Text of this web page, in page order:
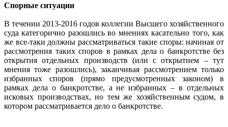
Спорные ситуации
В течении 2013-2016 годов коллегии Высшего хозяйственного
суда категорично разошлись во мнениях касательно того, как
же все-таки должны рассматриваться такие споры: начиная от
рассмотрения таких споров в рамках дела о банкротстве без
открытия отдельных производств (или с открытием – тут
мнения тоже разошлись), заканчивая рассмотрением только
избранных споров (прямо предусмотренных законом) в
рамках дела о банкротстве, а не избранных – в отдельных
исковых производствах, но тем же хозяйственным судом, в
котором рассматривается дело о банкротстве.